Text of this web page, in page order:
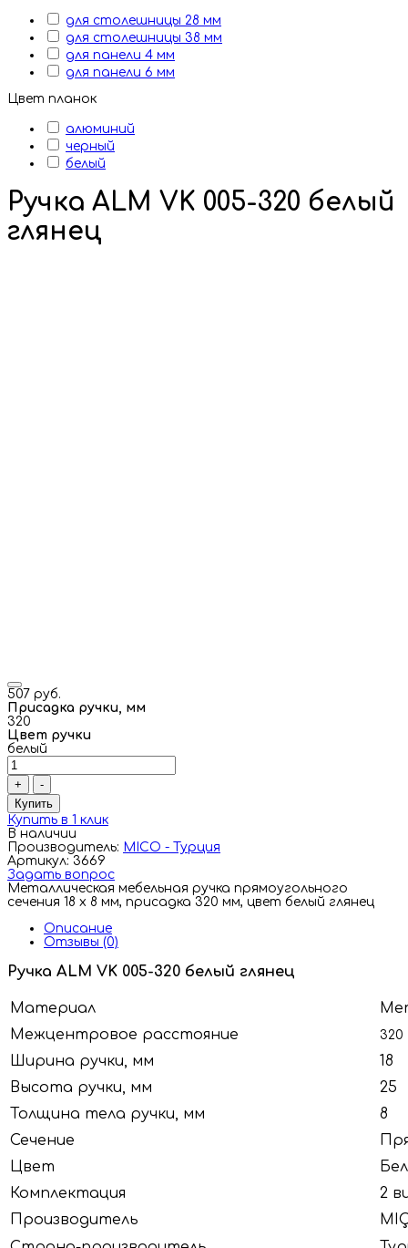
для столешницы 28 мм
для столешницы 38 мм
для панели 4 мм
для панели 6 мм
Цвет планок
алюминий
черный
белый
Ручка ALM VK 005-320 белый
глянец
507 руб.
Присадка ручки, мм
320
Цвет ручки
белый
+
-
Купить
Купить в 1 клик
В наличии
Производитель: MICO - Турция
Артикул: 3669
Задать вопрос
Металлическая мебельная ручка прямоугольного
сечения 18 х 8 мм, присадка 320 мм, цвет белый глянец
Описание
Отзывы (0)
Ручка ALM VK 005-320 белый глянец
Материал
Межцентровое расстояние
320
Ширина ручки, мм
18
Высота ручки, мм
25
Толщина тела ручки, мм
8
Сечение
Цвет
Комплектация
2
Производитель